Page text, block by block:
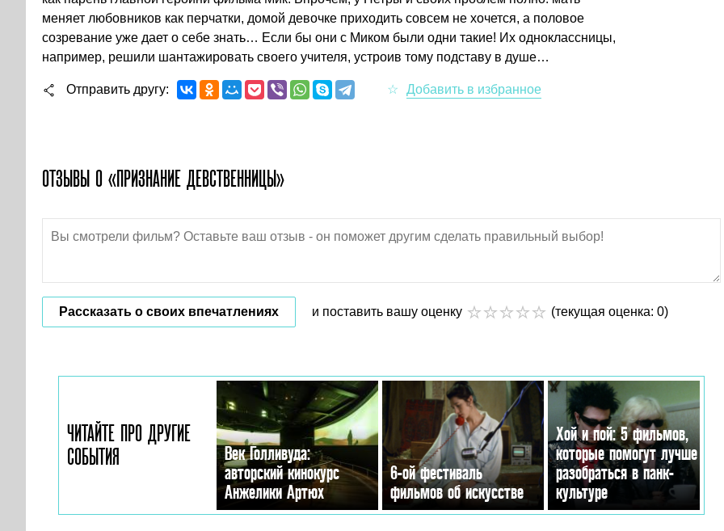
меняет любовников как перчатки, домой девочке приходить совсем не хочется, а половое
созревание уже дает о себе знать… Если бы они с Миком были одни такие! Их одноклассницы,
например, решили шантажировать своего учителя, устроив тому подставу в душе…
Отправить другу
ОТЗЫВЫ О «ПРИЗНАНИЕ ДЕВСТВЕННИЦЫ»
Рассказать о своих впечатлениях и поставить вашу оценку (текущая оценка: 0)
ЧИТАЙТЕ ПРО ДРУГИЕ
СОБЫТИЯ
Век Голливуда:
авторский кинокурс
Анжелики Артюх
6-ой фестиваль
фильмов об искусстве
Хой и пой: 5 фильмов,
которые помогут лучше
разобраться в панк-
культуре